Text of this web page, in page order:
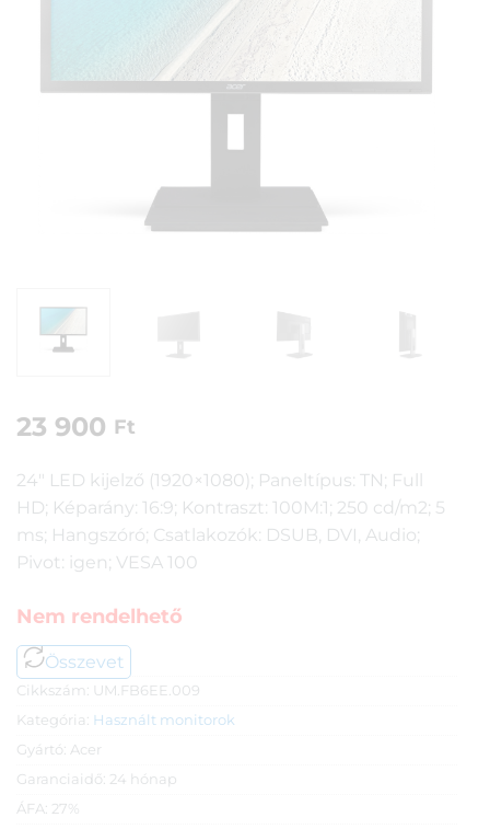
23 900 Ft
24″ LED kijelző (1920×1080); Paneltípus: TN; Full
HD; Képarány: 16:9; Kontraszt: 100M:1; 250 cd/m2; 5
ms; Hangszóró; Csatlakozók: DSUB, DVI, Audio;
Pivot: igen; VESA 100
Nem rendelhető
Összevet
Cikkszám: UM.FB6EE.009
Kategória: Használt monitorok
Gyártó: Acer
Garanciaidő: 24 hónap
ÁFA: 27%